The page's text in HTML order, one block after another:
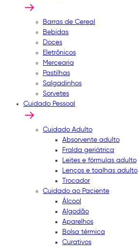
Barras de Cereal
Bebidas
Doces
Eletrônicos
Mercearia
Pastilhas
Salgadinhos
Sorvetes
Cuidado Pessoal
Cuidado Adulto
Absorvente adulto
Fralda geriátrica
Leites e fórmulas adulto
Lenços e toalhas adulto
Trocador
Cuidado ao Paciente
Álcool
Algodão
Aparelhos
Bolsa térmica
Curativos